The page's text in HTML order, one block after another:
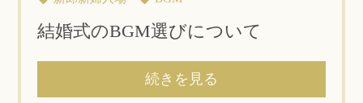
結婚式のBGM選びについて
続きを見る